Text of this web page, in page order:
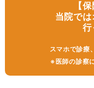
【
当院で
行
スマホで診療
※医師の診察